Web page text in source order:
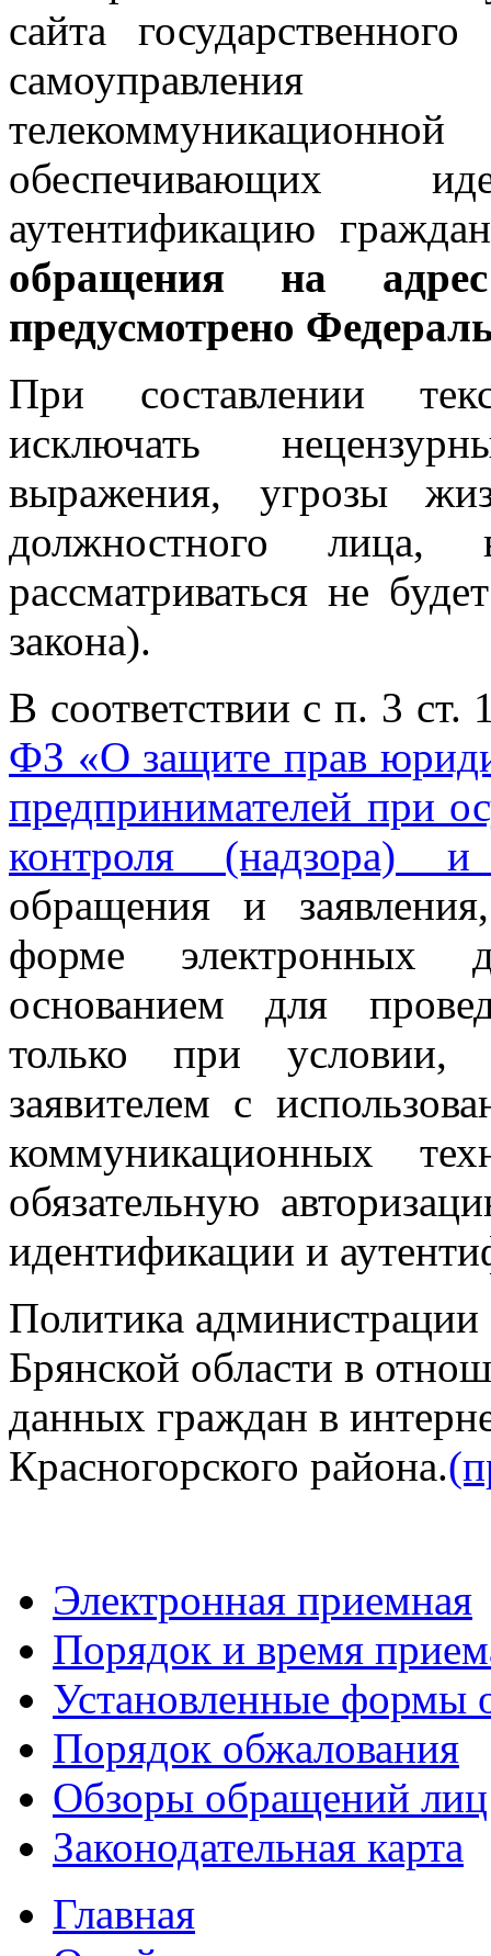
сайта
обеспечивающих
аутентификацию
обращения на
предусмотрено
При составлении
исключать
выражения, угрозы
должностного
рассматриваться не
закона).
В соответствии с п. 3 ст.
ФЗ «О защите прав
предпринимателей при
контроля (надзора) и
обращения и
форме электронных
основанием для
только при
заявителем с
коммуникационных
обязательную
идентификации и
Политика администрации
Брянской области в
данных граждан в
Красногорского района.
Электронная приемная
Порядок и время
Установленные формы
Порядок обжалования
Обзоры обращений лиц
Законодательная карта
Главная